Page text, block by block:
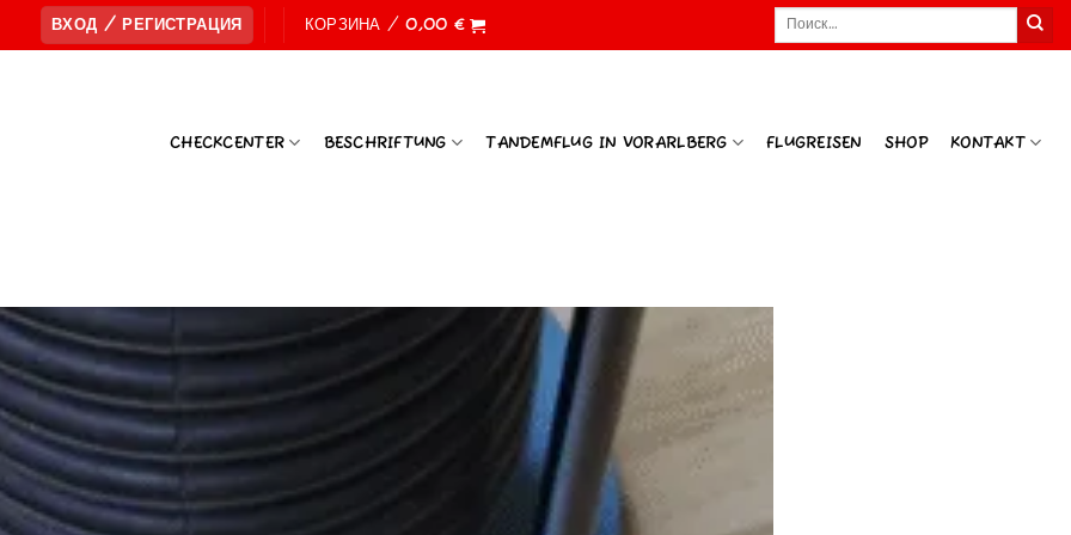
ВХОД / РЕГИСТРАЦИЯ КОРЗИНА /0,00 € Искать:
CHECKCENTER BESCHRIFTUNG TANDEMFLUG IN VORARLBERG FLUGREISEN SHOP KONTAKT